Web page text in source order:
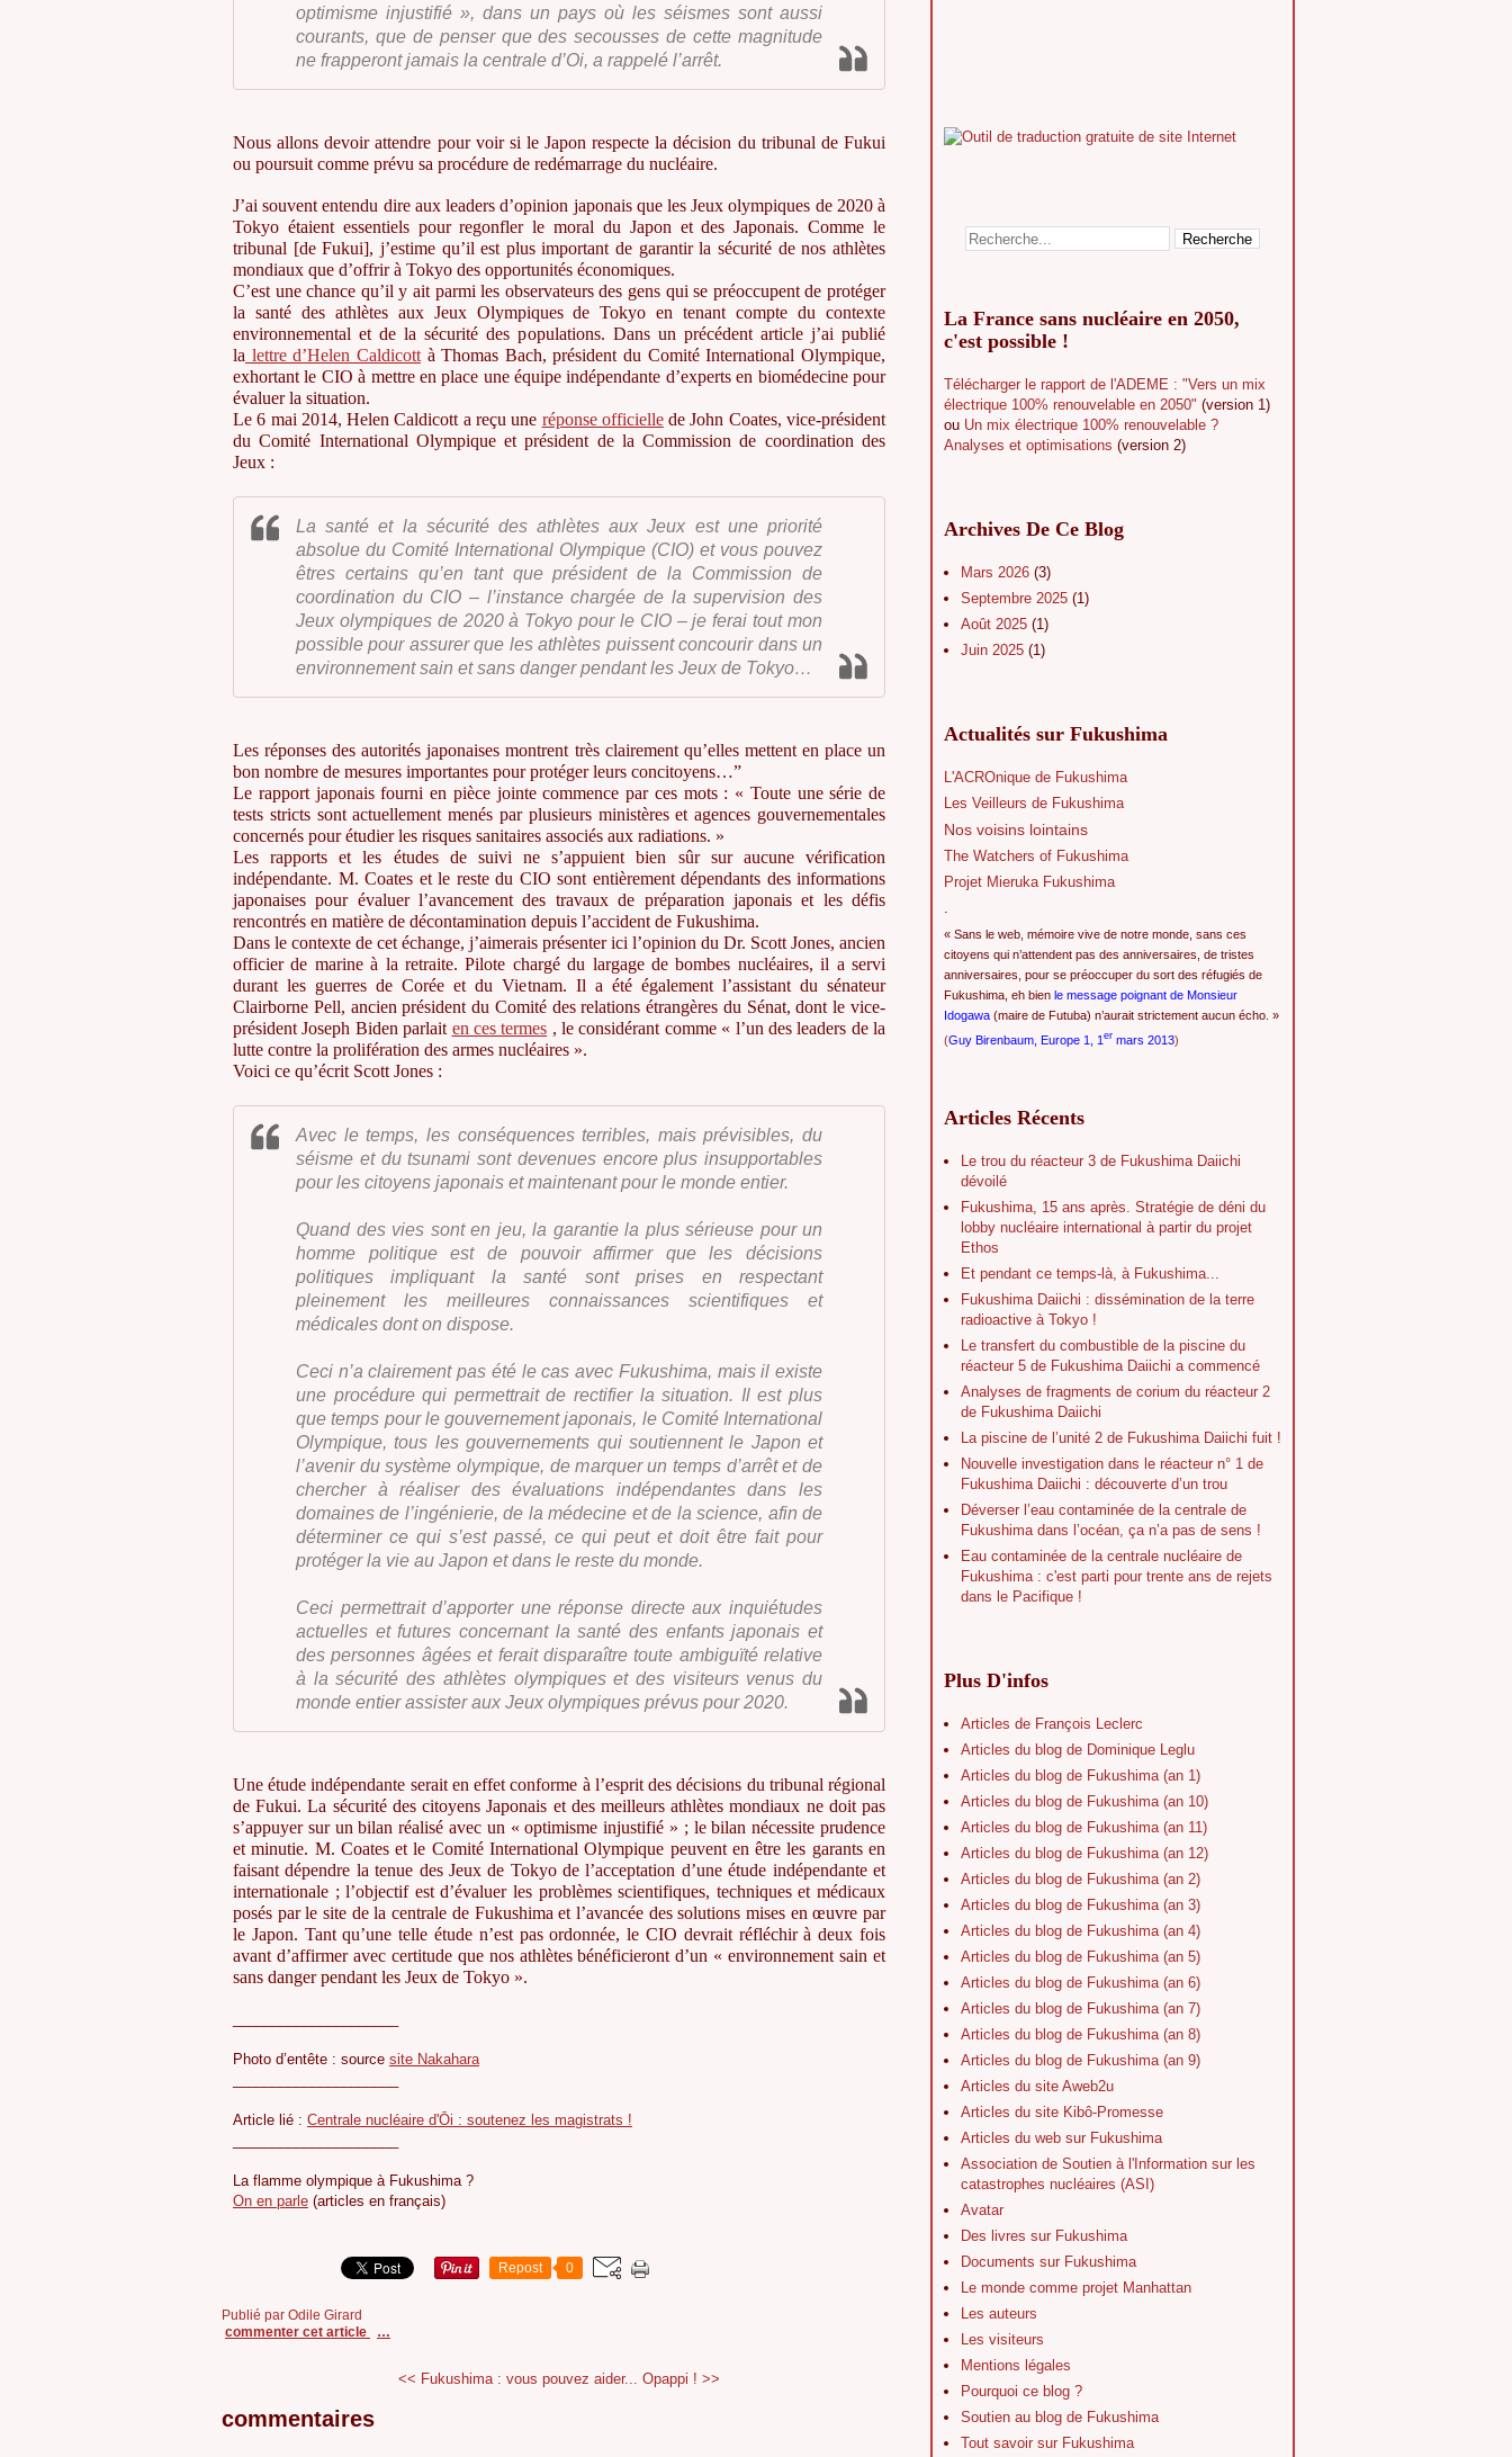
optimisme injustifié », dans un pays où les séismes sont aussi
courants, que de penser que des secousses de cette magnitude
ne frapperont jamais la centrale d’Oi, a rappelé l’arrêt.
Nous allons devoir attendre pour voir si le Japon respecte la décision du tribunal de Fukui
ou poursuit comme prévu sa procédure de redémarrage du nucléaire.
J’ai souvent entendu dire aux leaders d’opinion japonais que les Jeux olympiques de 2020 à
Tokyo étaient essentiels pour regonfler le moral du Japon et des Japonais. Comme le
tribunal [de Fukui], j’estime qu’il est plus important de garantir la sécurité de nos athlètes
mondiaux que d’offrir à Tokyo des opportunités économiques.
C’est une chance qu’il y ait parmi les observateurs des gens qui se préoccupent de protéger
la santé des athlètes aux Jeux Olympiques de Tokyo en tenant compte du contexte
environnemental et de la sécurité des populations. Dans un précédent article j’ai publié
la lettre d’Helen Caldicottà Thomas Bach, président du Comité International Olympique,
exhortant le CIO à mettre en place une équipe indépendante d’experts en biomédecine pour
évaluer la situation.
Le 6 mai 2014, Helen Caldicott a reçu une réponse officiellede John Coates, vice-président
du Comité International Olympique et président de la Commission de coordination des
Jeux :
La santé et la sécurité des athlètes aux Jeux est une priorité
absolue du Comité International Olympique (CIO) et vous pouvez
êtres certains qu’en tant que président de la Commission de
coordination du CIO – l’instance chargée de la supervision des
Jeux olympiques de 2020 à Tokyo pour le CIO – je ferai tout mon
possible pour assurer que les athlètes puissent concourir dans un
environnement sain et sans danger pendant les Jeux de Tokyo…
Les réponses des autorités japonaises montrent très clairement qu’elles mettent en place un
bon nombre de mesures importantes pour protéger leurs concitoyens…”
Le rapport japonais fourni en pièce jointe commence par ces mots : « Toute une série de
tests stricts sont actuellement menés par plusieurs ministères et agences gouvernementales
concernés pour étudier les risques sanitaires associés aux radiations. »
Les rapports et les études de suivi ne s’appuient bien sûr sur aucune vérification
indépendante. M. Coates et le reste du CIO sont entièrement dépendants des informations
japonaises pour évaluer l’avancement des travaux de préparation japonais et les défis
rencontrés en matière de décontamination depuis l’accident de Fukushima.
Dans le contexte de cet échange, j’aimerais présenter ici l’opinion du Dr. Scott Jones, ancien
officier de marine à la retraite. Pilote chargé du largage de bombes nucléaires, il a servi
durant les guerres de Corée et du Vietnam. Il a été également l’assistant du sénateur
Clairborne Pell, ancien président du Comité des relations étrangères du Sénat, dont le vice-
président Joseph Biden parlait en ces termes , le considérant comme « l’un des leaders de la
lutte contre la prolifération des armes nucléaires ».
Voici ce qu’écrit Scott Jones :
Avec le temps, les conséquences terribles, mais prévisibles, du
séisme et du tsunami sont devenues encore plus insupportables
pour les citoyens japonais et maintenant pour le monde entier.
Quand des vies sont en jeu, la garantie la plus sérieuse pour un
homme politique est de pouvoir affirmer que les décisions
politiques impliquant la santé sont prises en respectant
pleinement les meilleures connaissances scientifiques et
médicales dont on dispose.
Ceci n’a clairement pas été le cas avec Fukushima, mais il existe
une procédure qui permettrait de rectifier la situation. Il est plus
que temps pour le gouvernement japonais, le Comité International
Olympique, tous les gouvernements qui soutiennent le Japon et
l’avenir du système olympique, de marquer un temps d’arrêt et de
chercher à réaliser des évaluations indépendantes dans les
domaines de l’ingénierie, de la médecine et de la science, afin de
déterminer ce qui s’est passé, ce qui peut et doit être fait pour
protéger la vie au Japon et dans le reste du monde.
Ceci permettrait d’apporter une réponse directe aux inquiétudes
actuelles et futures concernant la santé des enfants japonais et
des personnes âgées et ferait disparaître toute ambiguïté relative
à la sécurité des athlètes olympiques et des visiteurs venus du
monde entier assister aux Jeux olympiques prévus pour 2020.
Une étude indépendante serait en effet conforme à l’esprit des décisions du tribunal régional
de Fukui. La sécurité des citoyens Japonais et des meilleurs athlètes mondiaux ne doit pas
s’appuyer sur un bilan réalisé avec un « optimisme injustifié » ; le bilan nécessite prudence
et minutie. M. Coates et le Comité International Olympique peuvent en être les garants en
faisant dépendre la tenue des Jeux de Tokyo de l’acceptation d’une étude indépendante et
internationale ; l’objectif est d’évaluer les problèmes scientifiques, techniques et médicaux
posés par le site de la centrale de Fukushima et l’avancée des solutions mises en œuvre par
le Japon. Tant qu’une telle étude n’est pas ordonnée, le CIO devrait réfléchir à deux fois
avant d’affirmer avec certitude que nos athlètes bénéficieront d’un « environnement sain et
sans danger pendant les Jeux de Tokyo ».
Photo d’entête : source site Nakahara
Article lié : Centrale nucléaire d'Ōi : soutenez les magistrats !
La flamme olympique à Fukushima ?
On en parle (articles en français)
Repost 0
Publié par Odile Girard
commenter cet article
…
<< Fukushima : vous pouvez aider... Opappi ! >>
commentaires
La France sans nucléaire en 2050,
c'est possible !
Télécharger le rapport de l'ADEME : "Vers un mix
électrique 100% renouvelable en 2050" (version 1)
ou Un mix électrique 100% renouvelable ?
Analyses et optimisations (version 2)
Archives De Ce Blog
Mars 2026 (3)
Septembre 2025 (1)
Août 2025 (1)
Juin 2025 (1)
Actualités sur Fukushima
L'ACROnique de Fukushima
Les Veilleurs de Fukushima
Nos voisins lointains
The Watchers of Fukushima
Projet Mieruka Fukushima
.
« Sans le web, mémoire vive de notre monde, sans ces
citoyens qui n’attendent pas des anniversaires, de tristes
anniversaires, pour se préoccuper du sort des réfugiés de
Fukushima, eh bien le message poignant de Monsieur
Idogawa (maire de Futuba) n’aurait strictement aucun écho. »
(Guy Birenbaum, Europe 1, 1 er mars 2013)
Articles Récents
Le trou du réacteur 3 de Fukushima Daiichi
dévoilé
Fukushima, 15 ans après. Stratégie de déni du
lobby nucléaire international à partir du projet
Ethos
Et pendant ce temps-là, à Fukushima...
Fukushima Daiichi : dissémination de la terre
radioactive à Tokyo !
Le transfert du combustible de la piscine du
réacteur 5 de Fukushima Daiichi a commencé
Analyses de fragments de corium du réacteur 2
de Fukushima Daiichi
La piscine de l’unité 2 de Fukushima Daiichi fuit !
Nouvelle investigation dans le réacteur n° 1 de
Fukushima Daiichi : découverte d’un trou
Déverser l’eau contaminée de la centrale de
Fukushima dans l’océan, ça n’a pas de sens !
Eau contaminée de la centrale nucléaire de
Fukushima : c'est parti pour trente ans de rejets
dans le Pacifique !
Plus D'infos
Articles de François Leclerc
Articles du blog de Dominique Leglu
Articles du blog de Fukushima (an 1)
Articles du blog de Fukushima (an 10)
Articles du blog de Fukushima (an 11)
Articles du blog de Fukushima (an 12)
Articles du blog de Fukushima (an 2)
Articles du blog de Fukushima (an 3)
Articles du blog de Fukushima (an 4)
Articles du blog de Fukushima (an 5)
Articles du blog de Fukushima (an 6)
Articles du blog de Fukushima (an 7)
Articles du blog de Fukushima (an 8)
Articles du blog de Fukushima (an 9)
Articles du site Aweb2u
Articles du site Kibô-Promesse
Articles du web sur Fukushima
Association de Soutien à l'Information sur les
catastrophes nucléaires (ASI)
Avatar
Des livres sur Fukushima
Documents sur Fukushima
Le monde comme projet Manhattan
Les auteurs
Les visiteurs
Mentions légales
Pourquoi ce blog ?
Soutien au blog de Fukushima
Tout savoir sur Fukushima